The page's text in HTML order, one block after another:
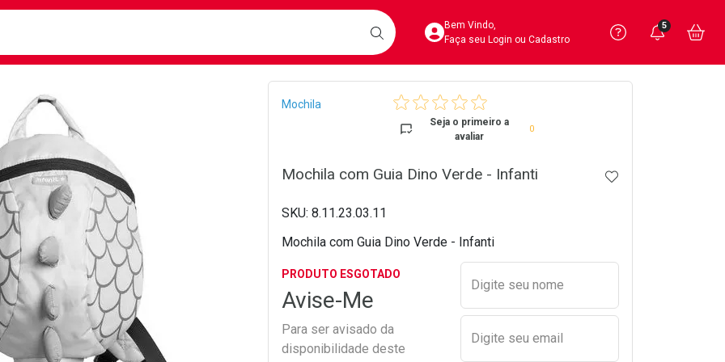
BUSCARAcesse sua Conta
Bem Vindo,
Faça seu Login ou Cadastro
Precisa
Ver Recursos
Você
5
Breadcrumb
Mochila
Seja o primeiro a
avaliar
0
Mochila com Guia Dino Verde - Infanti ADICIONAR AOS
8.11.23.03.11
Mochila com Guia Dino Verde - Infanti
PRODUTO ESGOTADO
Avise-Me
Para ser avisado da
disponibilidade deste
Preencher nome e email
Digite seu nome
Digite seu email